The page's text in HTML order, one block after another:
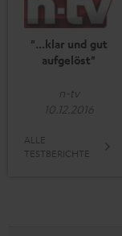
"...klar und gut
aufgelöst"
n-tv
10.12.2016
ALLE
TESTBERICHTE